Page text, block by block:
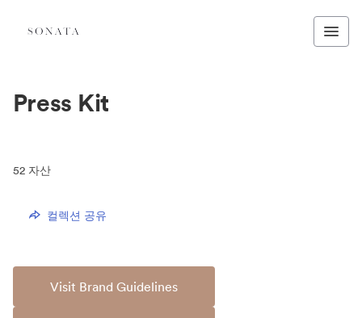
Press Kit
52 자산
컬렉션 공유
Visit Brand Guidelines